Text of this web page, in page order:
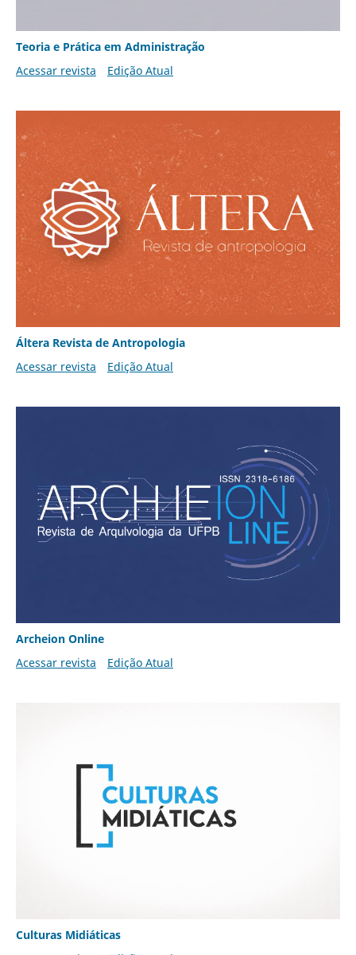
Teoria e Prática em Administração
Acessar revista
Edição Atual
Áltera Revista de Antropologia
Acessar revista
Edição Atual
Archeion Online
Acessar revista
Edição Atual
Culturas Midiáticas